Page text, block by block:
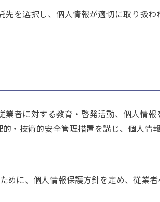
を選択し、個人情報が適切に取り扱
者に対する教育・啓発活動、個人情
・技術的安全管理措置を講じ、個人情
に、個人情報保護方針を定め、従業